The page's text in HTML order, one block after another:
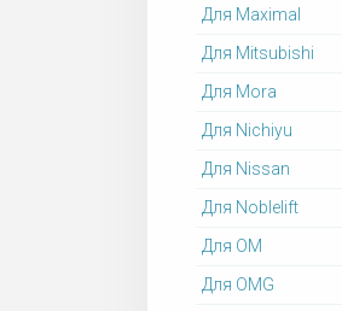
Для Maximal
Для Mitsubishi
Для Mora
Для Nichiyu
Для Nissan
Для Noblelift
Для OM
Для OMG